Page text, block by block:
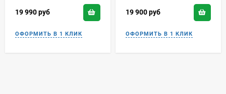
19 990руб 19 900руб